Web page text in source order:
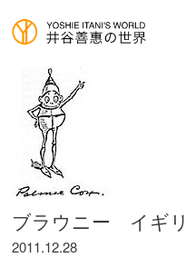
ブラウニー イギ
2011.12.28